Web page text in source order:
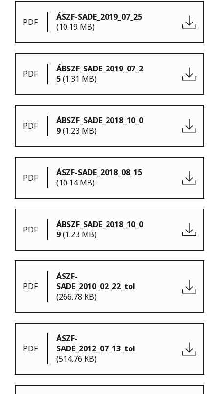
PDF
ÁSZF-SADE_2019_07_25
(10.19 MB)
PDF
ÁBSZF_SADE_2019_07_2
5(1.31 MB)
PDF
ÁBSZF_SADE_2018_10_0
9(1.23 MB)
PDF
ÁSZF-SADE_2018_08_15
(10.14 MB)
PDF
ÁBSZF_SADE_2018_10_0
9(1.23 MB)
PDF
ÁSZF-
SADE_2010_02_22_tol
(266.78 KB)
PDF
ÁSZF-
SADE_2012_07_13_tol
(514.76 KB)